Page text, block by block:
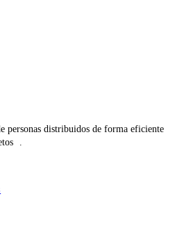
personas distribuidos de forma eficiente
.